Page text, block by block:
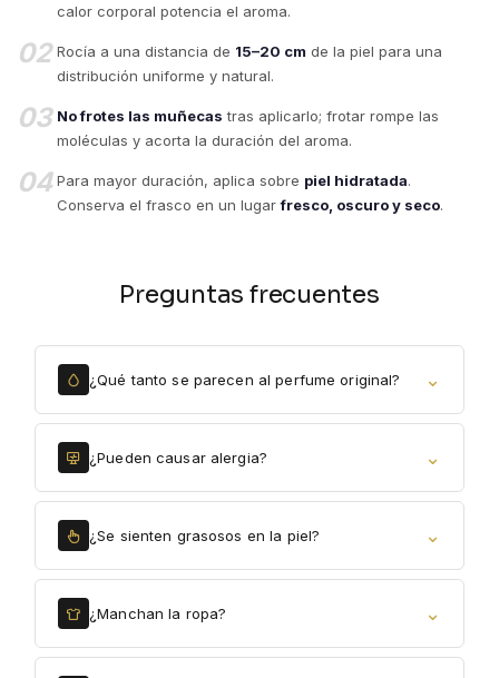
calor corporal potencia el aroma.
02 Rocía a una distancia de 15–20 cm de la piel para una
distribución uniforme y natural.
03 No frotes las muñecas tras aplicarlo; frotar rompe las
moléculas y acorta la duración del aroma.
04 Para mayor duración, aplica sobre piel hidratada.
Conserva el frasco en un lugarfresco, oscuro y seco.
Preguntas frecuentes
¿Qué tanto se parecen al perfume original? ⌄
¿Pueden causar alergia? ⌄
¿Se sienten grasosos en la piel? ⌄
¿Manchan la ropa? ⌄